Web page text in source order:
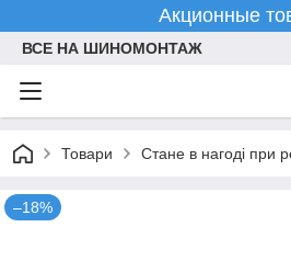
Акционные
ВСЕ НА ШИНОМОНТАЖ
Товари Стане в нагоді при
–18%